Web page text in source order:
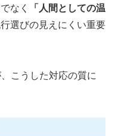
なく
「人間としての温
選びの見えにくい重要
こうした対応の質に